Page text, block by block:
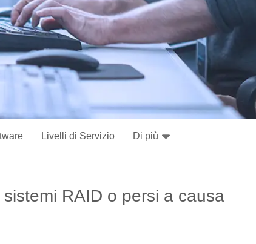
Livelli di Servizio Di più
RAID o persi a causa